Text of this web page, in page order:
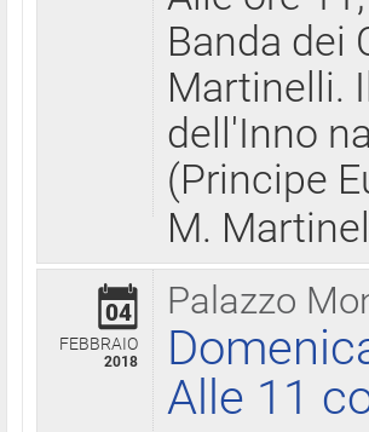
Banda dei
Martinelli.
dell'Inno
(Principe
M.
Palazzo
04
FEBBRAIO
2018
Alle 11